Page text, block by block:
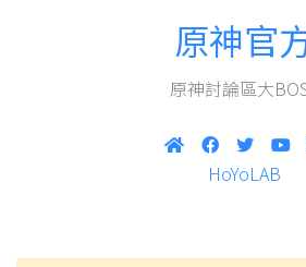
原神官
原神討論區大
HoYoLAB